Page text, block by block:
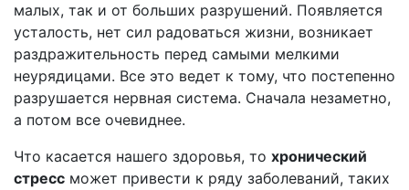
малых, так и от больших разрушений. Появляется
усталость, нет сил радоваться жизни, возникает
раздражительность перед самыми мелкими
неурядицами. Все это ведет к тому, что постепенно
разрушается нервная система. Сначала незаметно,
а потом все очевиднее.
Что касается нашего здоровья, то хронический
стресс может привести к ряду заболеваний, таких